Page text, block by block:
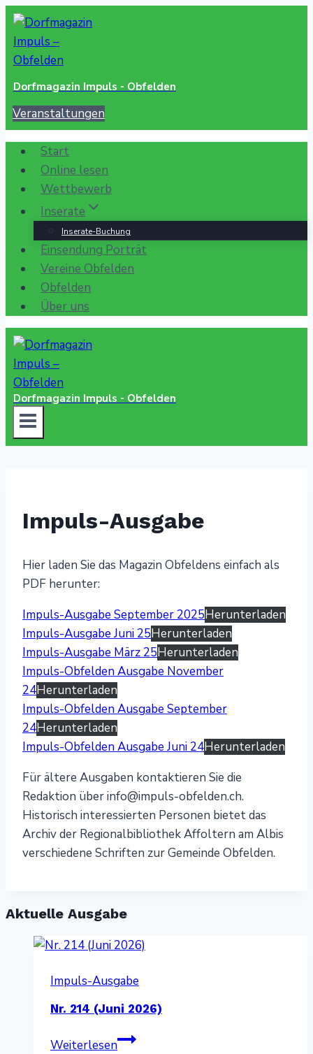
Zum
Inhalt
springen
Dorfmagazin Impuls - Obfelden
Veranstaltungen
Start
Online lesen
Wettbewerb
Inserate
Inserate-Buchung
Einsendung Porträt
Vereine Obfelden
Obfelden
Über uns
Dorfmagazin Impuls - Obfelden
Impuls-Ausgabe
Hier laden Sie das Magazin Obfeldens einfach als
PDF herunter:
Impuls-Ausgabe September 2025Herunterladen
Impuls-Ausgabe Juni 25Herunterladen
Impuls-Ausgabe März 25Herunterladen
Impuls-Obfelden Ausgabe November
24Herunterladen
Impuls-Obfelden Ausgabe September
24Herunterladen
Impuls-Obfelden Ausgabe Juni 24Herunterladen
Für ältere Ausgaben kontaktieren Sie die
Redaktion über info@impuls-obfelden.ch.
Historisch interessierten Personen bietet das
Archiv der Regionalbibliothek Affoltern am Albis
verschiedene Schriften zur Gemeinde Obfelden.
Aktuelle Ausgabe
Impuls-Ausgabe
Nr. 214 (Juni 2026)
WeiterlesenNr.